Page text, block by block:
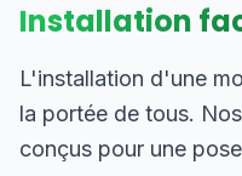
Installation
L'installation d'une
la portée de tous.
conçus pour une